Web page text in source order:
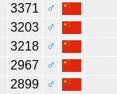
3371
♂
3203
♂
3218
♂
2967
♂
2899
♂